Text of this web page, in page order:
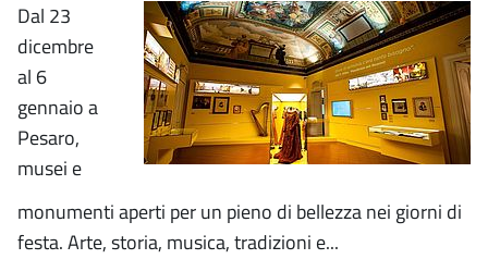
Dal 23
dicembre
al 6
gennaio a
Pesaro,
musei e
monumenti aperti per un pieno di bellezza nei giorni di
festa. Arte, storia, musica, tradizioni e...